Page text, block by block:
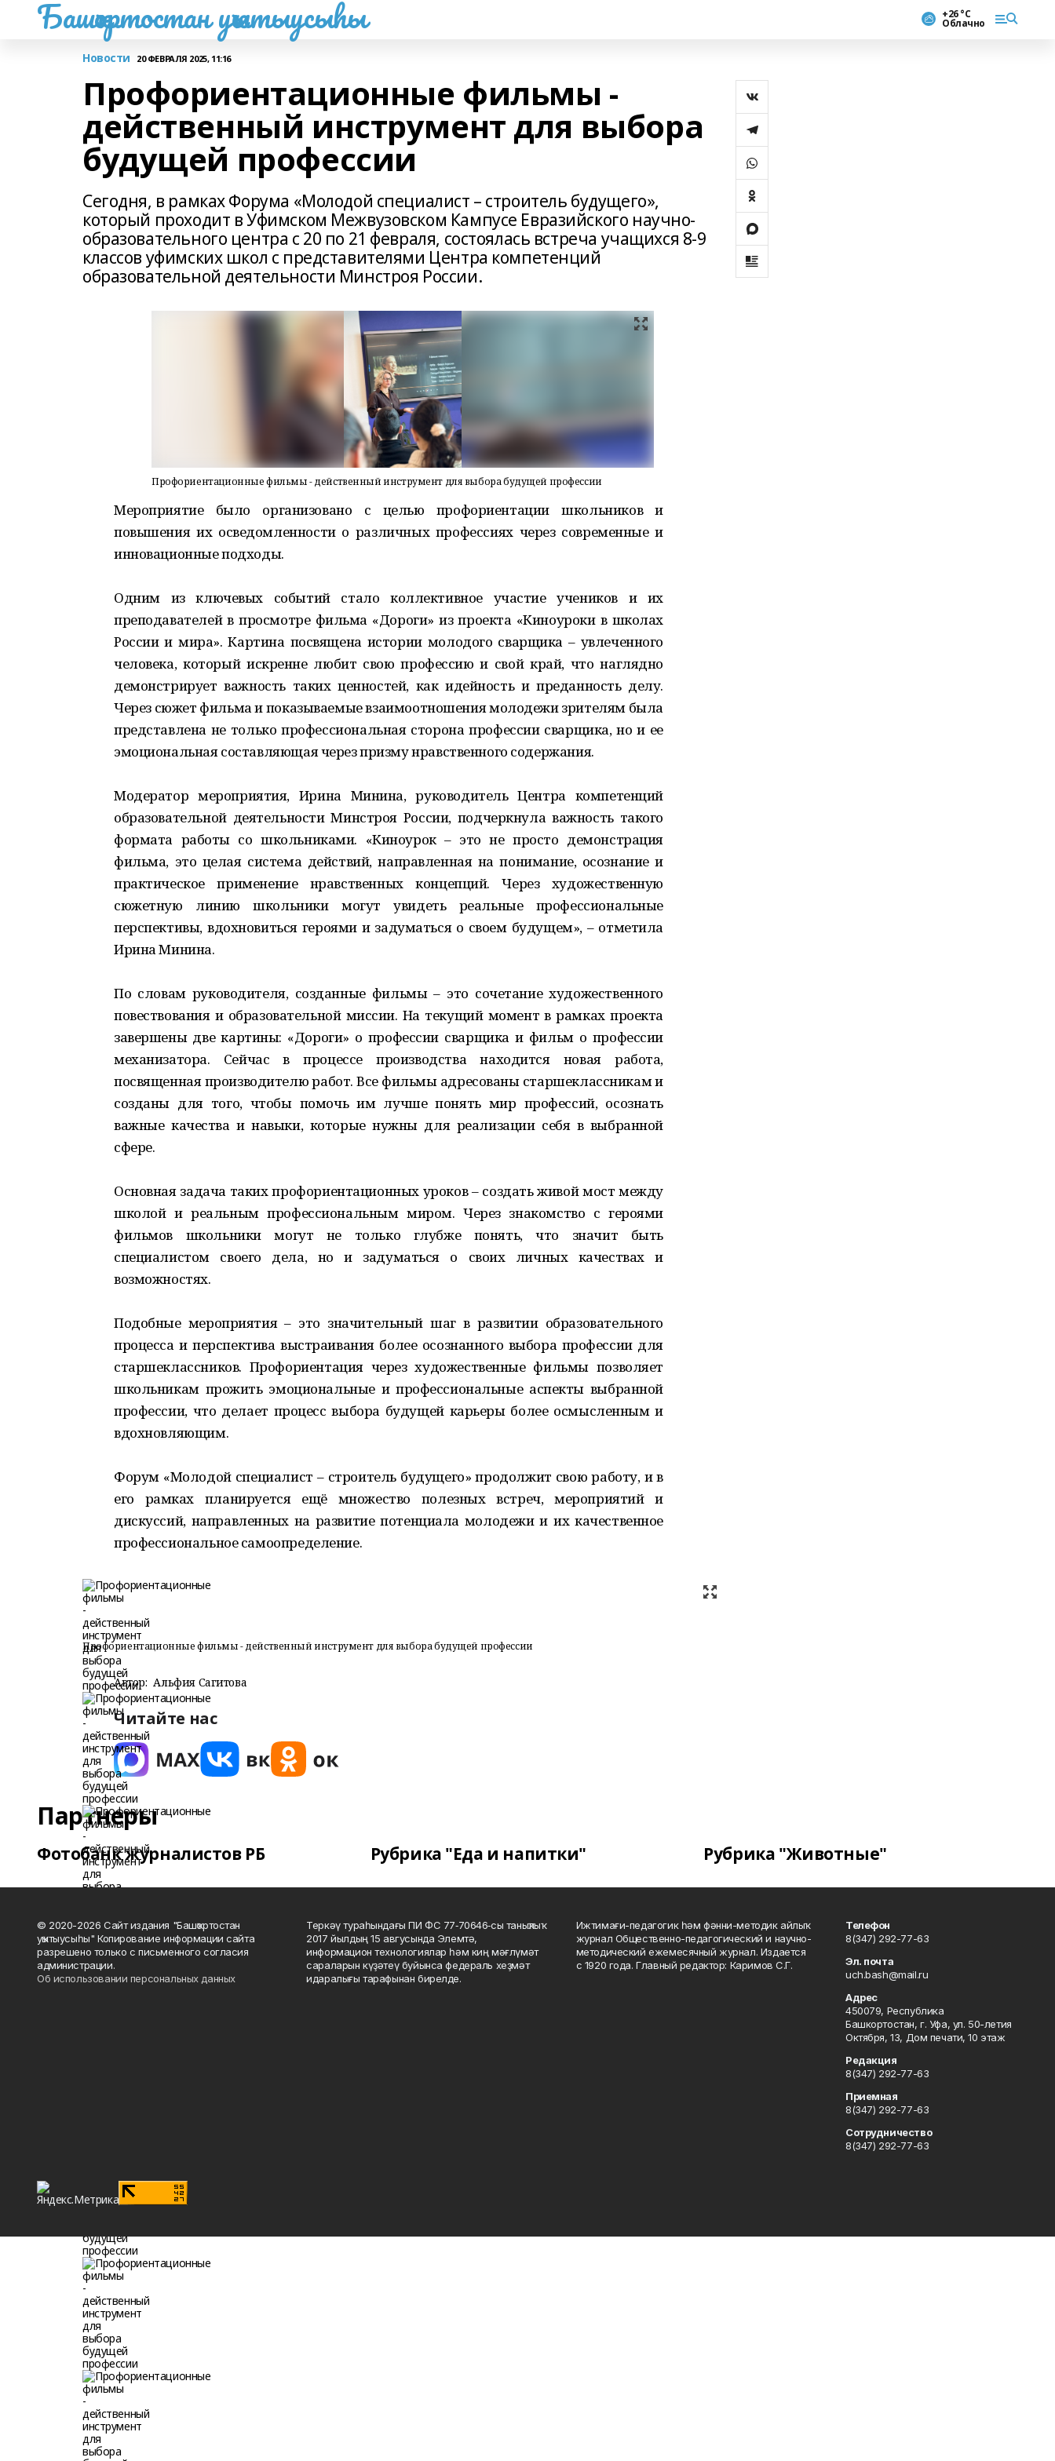
Башҡортостан уҡытыусыһы +26 °С
Облачно
Новости 20 ФЕВРАЛЯ 2025, 11:16
Профориентационные фильмы -
действенный инструмент для выбора
будущей профессии
Сегодня, в рамках Форума «Молодой специалист – строитель будущего»,
который проходит в Уфимском Межвузовском Кампусе Евразийского научно-
образовательного центра с 20 по 21 февраля, состоялась встреча учащихся 8-9
классов уфимских школ с представителями Центра компетенций
образовательной деятельности Минстроя России.
Профориентационные фильмы - действенный инструмент для выбора будущей профессии
Мероприятие было организовано с целью профориентации школьников и
повышения их осведомленности о различных профессиях через современные и
инновационные подходы.
Одним из ключевых событий стало коллективное участие учеников и их
преподавателей в просмотре фильма «Дороги» из проекта «Киноуроки в школах
России и мира». Картина посвящена истории молодого сварщика – увлеченного
человека, который искренне любит свою профессию и свой край, что наглядно
демонстрирует важность таких ценностей, как идейность и преданность делу.
Через сюжет фильма и показываемые взаимоотношения молодежи зрителям была
представлена не только профессиональная сторона профессии сварщика, но и ее
эмоциональная составляющая через призму нравственного содержания.
Модератор мероприятия, Ирина Минина, руководитель Центра компетенций
образовательной деятельности Минстроя России, подчеркнула важность такого
формата работы со школьниками. «Киноурок – это не просто демонстрация
фильма, это целая система действий, направленная на понимание, осознание и
практическое применение нравственных концепций. Через художественную
сюжетную линию школьники могут увидеть реальные профессиональные
перспективы, вдохновиться героями и задуматься о своем будущем», – отметила
Ирина Минина.
По словам руководителя, созданные фильмы – это сочетание художественного
повествования и образовательной миссии. На текущий момент в рамках проекта
завершены две картины: «Дороги» о профессии сварщика и фильм о профессии
механизатора. Сейчас в процессе производства находится новая работа,
посвященная производителю работ. Все фильмы адресованы старшеклассникам и
созданы для того, чтобы помочь им лучше понять мир профессий, осознать
важные качества и навыки, которые нужны для реализации себя в выбранной
сфере.
Основная задача таких профориентационных уроков – создать живой мост между
школой и реальным профессиональным миром. Через знакомство с героями
фильмов школьники могут не только глубже понять, что значит быть
специалистом своего дела, но и задуматься о своих личных качествах и
возможностях.
Подобные мероприятия – это значительный шаг в развитии образовательного
процесса и перспектива выстраивания более осознанного выбора профессии для
старшеклассников. Профориентация через художественные фильмы позволяет
школьникам прожить эмоциональные и профессиональные аспекты выбранной
профессии, что делает процесс выбора будущей карьеры более осмысленным и
вдохновляющим.
Форум «Молодой специалист – строитель будущего» продолжит свою работу, и в
его рамках планируется ещё множество полезных встреч, мероприятий и
дискуссий, направленных на развитие потенциала молодежи и их качественное
профессиональное самоопределение.
Профориентационные фильмы - действенный инструмент для выбора будущей профессии
Автор: Альфия Сагитова
Читайте нас
Партнеры
Фотобанк журналистов РБ Рубрика "Еда и напитки" Рубрика "Животные"
© 2020-2026 Сайт издания "Башҡортостан
уҡытыусыһы" Копирование информации сайта
разрешено только с письменного согласия
администрации.
Об использовании персональных данных
Теркәү тураһындағы ПИ ФС 77‑70646‑сы таныҡлыҡ
2017 йылдың 15 авгусында Элемтә,
информацион технологиялар һәм киң мәғлүмәт
сараларын күҙәтеү буйынса федераль хеҙмәт
идаралығы тарафынан бирелде.
Ижтимағи-педагогик һәм фәнни-методик айлыҡ
журнал Общественно-педагогический и научно-
методический ежемесячный журнал. Издается
с 1920 года. Главный редактор: Каримов С.Г.
Телефон
8(347) 292-77-63
Эл. почта
uch.bash@mail.ru
Адрес
450079, Республика
Башкортостан, г. Уфа, ул. 50-летия
Октября, 13, Дом печати, 10 этаж
Редакция
8(347) 292-77-63
Приемная
8(347) 292-77-63
Сотрудничество
8(347) 292-77-63